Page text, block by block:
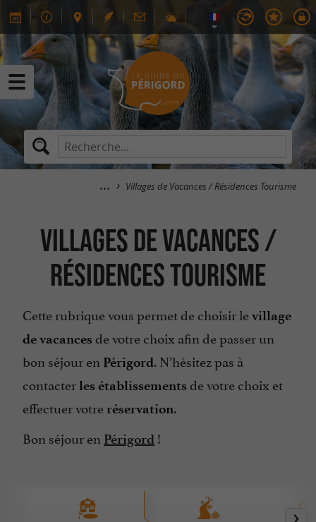
Villages de Vacances / Résidences Tourisme
Villages de Vacances /
Résidences Tourisme
Cette rubrique vous permet de choisir levillage
de vacances de votre choix afin de passer un
bon séjour en Périgord. N’hésitez pas à
contacterles établissements de votre choix et
effectuer votre réservation.
Bon séjour en Périgord !